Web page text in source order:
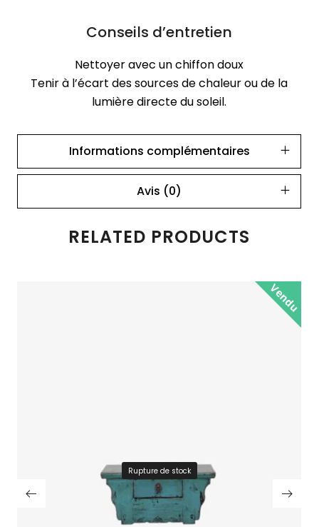
Conseils d’entretien
Nettoyer avec un chiffon doux
Tenir à l’écart des sources de chaleur ou de la
lumière directe du soleil.
Informations complémentaires
Avis (0)
RELATED PRODUCTS
Vendu
Rupture de stock